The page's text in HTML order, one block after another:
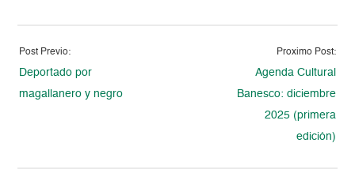
Post Previo:
Deportado por
magallanero y negro
Proximo Post:
Agenda Cultural
Banesco: diciembre
2025 (primera
edición)